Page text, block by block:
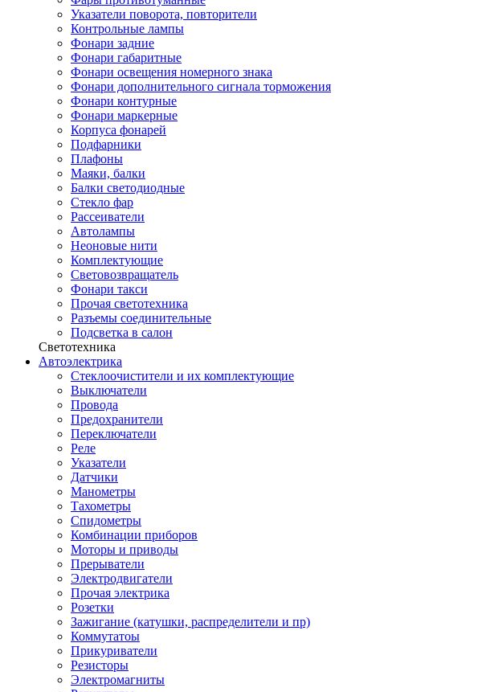
Указатели поворота, повторители
Контрольные лампы
Фонари задние
Фонари габаритные
Фонари освещения номерного знака
Фонари дополнительного сигнала торможения
Фонари контурные
Фонари маркерные
Корпуса фонарей
Подфарники
Плафоны
Маяки, балки
Балки светодиодные
Стекло фар
Рассеиватели
Автолампы
Неоновые нити
Комплектующие
Световозвращатель
Фонари такси
Прочая светотехника
Разъемы соединительные
Подсветка в салон
Светотехника
Автоэлектрика
Стеклоочистители и их комплектующие
Выключатели
Провода
Предохранители
Переключатели
Реле
Указатели
Датчики
Манометры
Тахометры
Спидометры
Комбинации приборов
Моторы и приводы
Прерыватели
Электродвигатели
Прочая электрика
Розетки
Зажигание (катушки, распределители и пр)
Коммутатоы
Прикуриватели
Резисторы
Электромагниты